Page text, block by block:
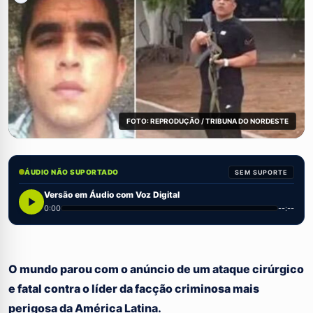
FOTO: REPRODUÇÃO / TRIBUNA DO NORDESTE
ÁUDIO NÃO SUPORTADO SEM SUPORTE
Versão em Áudio com Voz Digital
0:00 --:--
O mundo parou com o anúncio de um ataque cirúrgico
e fatal contra o líder da facção criminosa mais
perigosa da América Latina.